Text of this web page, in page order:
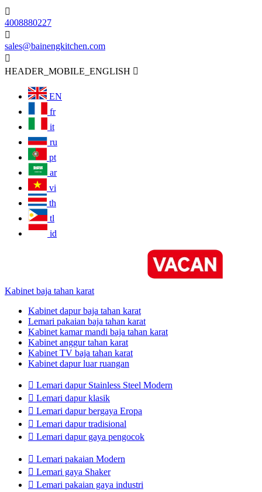

4008880227

sales@bainengkitchen.com

HEADER_MOBILE_ENGLISH 
EN
fr
it
ru
pt
ar
vi
th
tl
id
Kabinet baja tahan karat
Kabinet dapur baja tahan karat
Lemari pakaian baja tahan karat
Kabinet kamar mandi baja tahan karat
Kabinet anggur tahan karat
Kabinet TV baja tahan karat
Kabinet dapur luar ruangan
 Lemari dapur Stainless Steel Modern
 Lemari dapur klasik
 Lemari dapur bergaya Eropa
 Lemari dapur tradisional
 Lemari dapur gaya pengocok
 Lemari pakaian Modern
 Lemari gaya Shaker
 Lemari pakaian gaya industri